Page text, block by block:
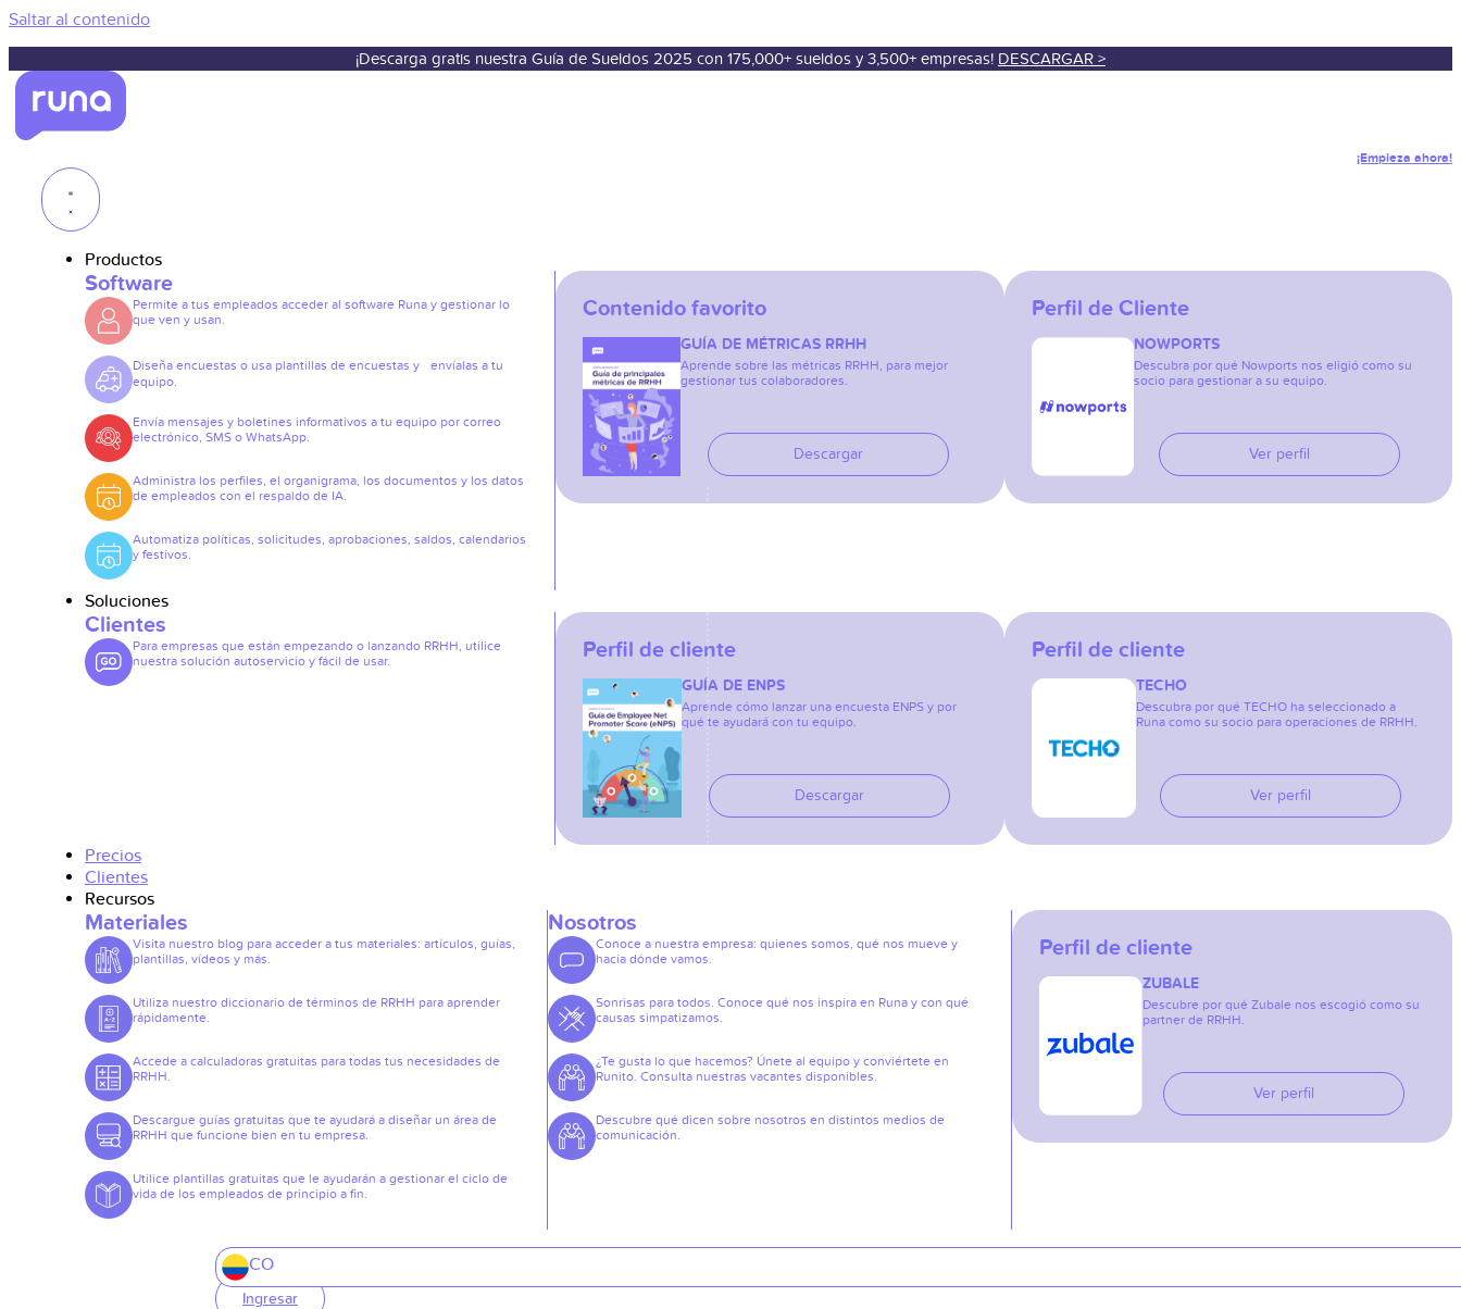
Saltar al contenido
¡Descarga gratis nuestra Guía de Sueldos 2025 con 175,000+ sueldos y 3,500+ empresas! DESCARGAR >
¡Empieza ahora!
Productos
Software
Permite a tus empleados acceder al software Runa y gestionar lo
que ven y usan.
Diseña encuestas o usa plantillas de encuestas y envíalas a tu
equipo.
Envía mensajes y boletines informativos a tu equipo por correo
electrónico, SMS o WhatsApp.
Administra los perfiles, el organigrama, los documentos y los datos
de empleados con el respaldo de IA.
Automatiza políticas, solicitudes, aprobaciones, saldos, calendarios
y festivos.
Contenido favorito
GUÍA DE MÉTRICAS RRHH
Aprende sobre las métricas RRHH, para mejor
gestionar tus colaboradores.
Descargar
Perfil de Cliente
NOWPORTS
Descubra por qué Nowports nos eligió como su
socio para gestionar a su equipo.
Ver perfil
Soluciones
Clientes
Para empresas que están empezando o lanzando RRHH, utilice
nuestra solución autoservicio y fácil de usar.
Perfil de cliente
GUÍA DE ENPS
Aprende cómo lanzar una encuesta ENPS y por
qué te ayudará con tu equipo.
Descargar
Perfil de cliente
TECHO
Descubra por qué TECHO ha seleccionado a
Runa como su socio para operaciones de RRHH.
Ver perfil
Precios
Clientes
Recursos
Materiales
Visita nuestro blog para acceder a tus materiales: artículos, guías,
plantillas, vídeos y más.
Utiliza nuestro diccionario de términos de RRHH para aprender
rápidamente.
Accede a calculadoras gratuitas para todas tus necesidades de
RRHH.
Descargue guías gratuitas que te ayudará a diseñar un área de
RRHH que funcione bien en tu empresa.
Utilice plantillas gratuitas que le ayudarán a gestionar el ciclo de
vida de los empleados de principio a fin.
Nosotros
Conoce a nuestra empresa: quienes somos, qué nos mueve y
hacia dónde vamos.
Sonrisas para todos. Conoce qué nos inspira en Runa y con qué
causas simpatizamos.
¿Te gusta lo que hacemos? Únete al equipo y conviértete en
Runito. Consulta nuestras vacantes disponibles.
Descubre qué dicen sobre nosotros en distintos medios de
comunicación.
Perfil de cliente
ZUBALE
Descubre por qué Zubale nos escogió como su
partner de RRHH.
Ver perfil
CO
Ingresar